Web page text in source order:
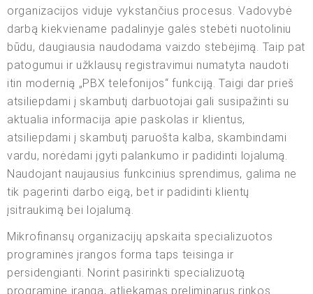
organizacijos viduje vykstančius procesus. Vadovybė
darbą kiekviename padalinyje galės stebėti nuotoliniu
būdu, daugiausia naudodama vaizdo stebėjimą. Taip pat
patogumui ir užklausų registravimui numatyta naudoti
itin modernią „PBX telefonijos“ funkciją. Taigi dar prieš
atsiliepdami į skambutį darbuotojai gali susipažinti su
aktualia informacija apie paskolas ir klientus,
atsiliepdami į skambutį paruošta kalba, skambindami
vardu, norėdami įgyti palankumo ir padidinti lojalumą.
Naudojant naujausius funkcinius sprendimus, galima ne
tik pagerinti darbo eigą, bet ir padidinti klientų
įsitraukimą bei lojalumą.
Mikrofinansų organizacijų apskaita specializuotos
programinės įrangos forma taps teisinga ir
persidengianti. Norint pasirinkti specializuotą
programinę įrangą, atliekamas preliminarus rinkos